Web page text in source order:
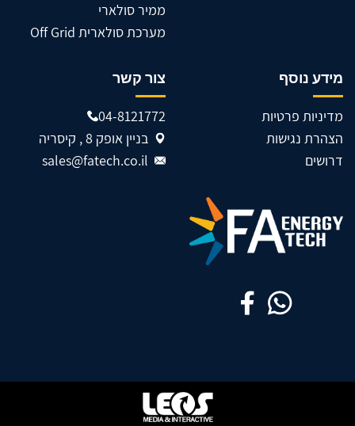
ממיר סולארי
מערכת סולארית Off Grid
מידע נוסף
מדיניות פרטיות
הצהרת נגישות
דרושים
צור קשר
04-8121772
בניין אופק 8 , קיסריה
sales@fatech.co.il